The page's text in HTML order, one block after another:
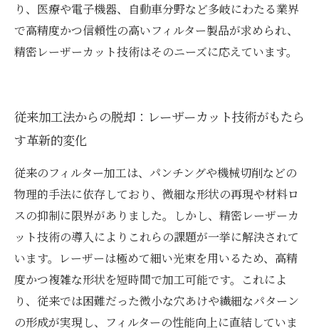
り、医療や電子機器、自動車分野など多岐にわたる業界
で高精度かつ信頼性の高いフィルター製品が求められ、
精密レーザーカット技術はそのニーズに応えています。
従来加工法からの脱却：レーザーカット技術がもたら
す革新的変化
従来のフィルター加工は、パンチングや機械切削などの
物理的手法に依存しており、微細な形状の再現や材料ロ
スの抑制に限界がありました。しかし、精密レーザーカ
ット技術の導入によりこれらの課題が一挙に解決されて
います。レーザーは極めて細い光束を用いるため、高精
度かつ複雑な形状を短時間で加工可能です。これによ
り、従来では困難だった微小な穴あけや繊細なパターン
の形成が実現し、フィルターの性能向上に直結していま